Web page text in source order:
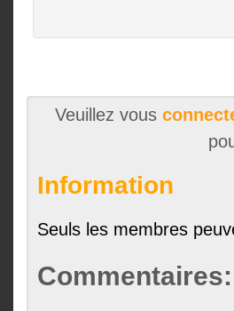
Veuillez vous
Information
Seuls les membres
Commentaires: